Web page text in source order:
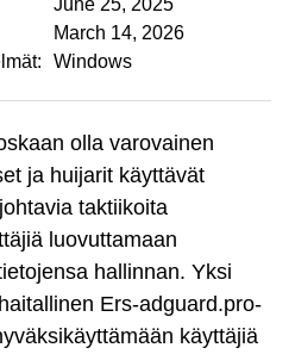
June 25, 2025
March 14, 2026
Windows
olla varovainen
ja huijarit käyttävät
taktiikoita
luovuttamaan
hallinnan. Yksi
Ers-adguard.pro-
käyttäjiä